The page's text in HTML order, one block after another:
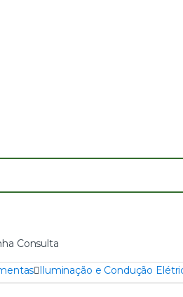
Consulta
Iluminação e Condução